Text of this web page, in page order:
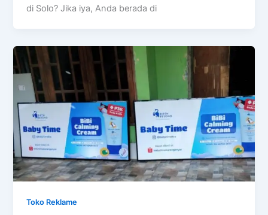
di Solo? Jika iya, Anda berada di
Toko Reklame